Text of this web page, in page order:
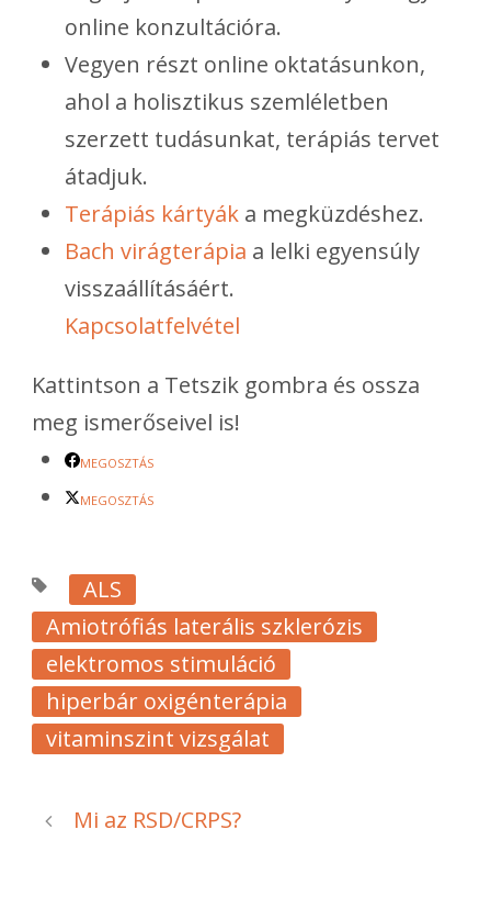
online konzultációra.
Vegyen részt online oktatásunkon,
ahol a holisztikus szemléletben
szerzett tudásunkat, terápiás tervet
átadjuk.
Terápiás kártyák a megküzdéshez.
Bach virágterápia a lelki egyensúly
visszaállításáért.
Kapcsolatfelvétel
Kattintson a Tetszik gombra és ossza
meg ismerőseivel is!
MEGOSZTÁS
MEGOSZTÁS
ALS
Amiotrófiás laterális szklerózis
elektromos stimuláció
hiperbár oxigénterápia
vitaminszint vizsgálat
Mi az RSD/CRPS?